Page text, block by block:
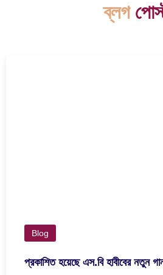
ব্লগ
Blog
প্রকাশিত হয়েছে এস.বি হাবীবের নতুন